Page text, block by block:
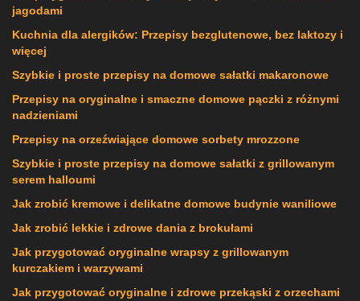
jagodami
Kuchnia dla alergików: Przepisy bezglutenowe, bez laktozy i
więcej
Szybkie i proste przepisy na domowe sałatki makaronowe
Przepisy na oryginalne i smaczne domowe pączki z różnymi
nadzieniami
Przepisy na orzeźwiające domowe sorbety mrozzone
Szybkie i proste przepisy na domowe sałatki z grillowanym
serem halloumi
Jak zrobić kremowe i delikatne domowe budynie waniliowe
Jak zrobić lekkie i zdrowe dania z brokułami
Jak przygotować oryginalne wrapsy z grillowanym
kurczakiem i warzywami
Jak przygotować oryginalne i zdrowe przekąski z orzechami